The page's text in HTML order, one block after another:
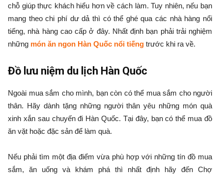
chỗ giúp thực khách hiểu hơn về cách làm. Tuy nhiên, nếu bạn
mang theo chi phí dư dả thì có thể ghé qua các nhà hàng nổi
tiếng, nhà hàng cao cấp ở đây. Nhất định bạn phải trải nghiệm
những món ăn ngon Hàn Quốc nổi tiếng trước khi ra về.
Đồ lưu niệm du lịch Hàn Quốc
Ngoài mua sắm cho mình, bạn còn có thể mua sắm cho người
thân. Hãy dành tặng những người thân yêu những món quà
xinh xắn sau chuyến đi Hàn Quốc. Tại đây, bạn có thể mua đồ
ăn vặt hoặc đặc sản để làm quà.
Nếu phải tìm một địa điểm vừa phù hợp với những tín đồ mua
sắm, ăn uống và khám phá thì nhất định hãy đến Chợ